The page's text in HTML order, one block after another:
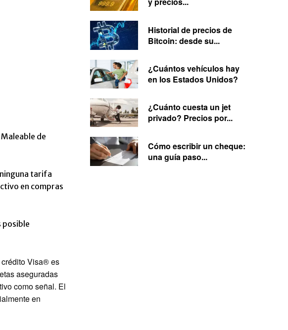
Maleable de
tarifa
en compras
posible
Visa®es
aseguradas
como señal. El
en
Historial de precios de
Bitcoin: desde su...
¿Cuántos vehículos hay
en los Estados Unidos?
¿Cuánto cuesta un jet
privado? Precios por...
Cómo escribir un cheque:
una guía paso...